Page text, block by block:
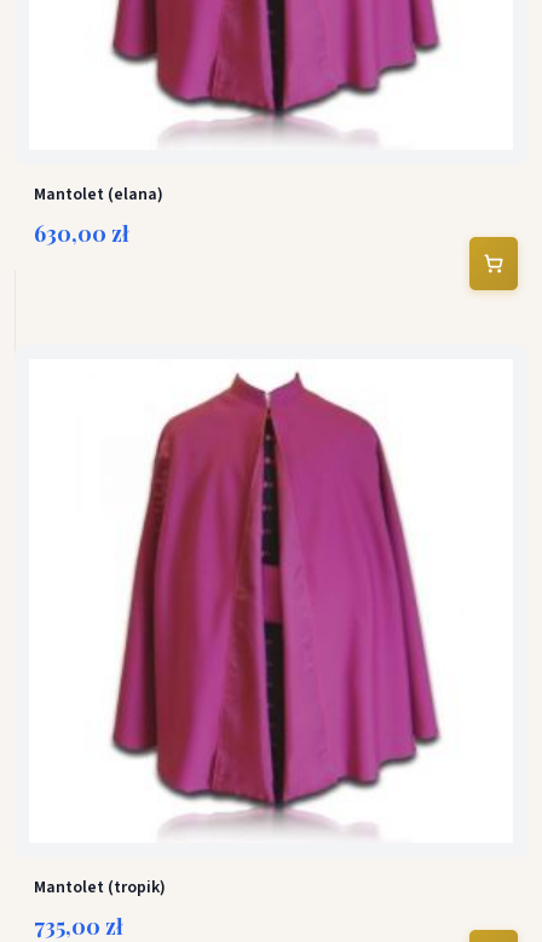
Mantolet (elana)
630,00 zł
Mantolet (tropik)
735,00 zł